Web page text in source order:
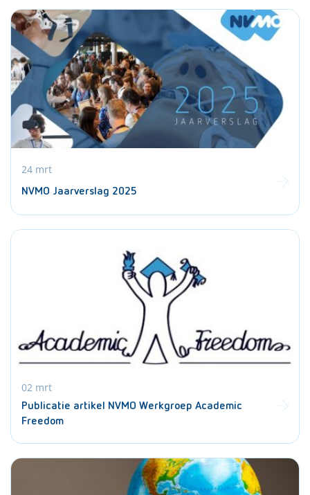
24 mrt
NVMO Jaarverslag 2025
02 mrt
Publicatie artikel NVMO Werkgroep Academic
Freedom